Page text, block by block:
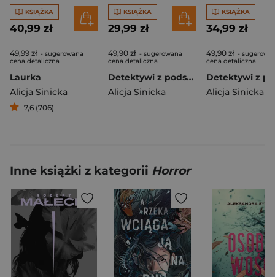
KSIĄŻKA
40,99 zł
49,99 zł - sugerowana
cena detaliczna
Laurka
Alicja Sinicka
7,6 (706)
KSIĄŻKA
29,99 zł
49,90 zł - sugerowana
cena detaliczna
Detektywi z podstawówki. Tajemnica druha Bączka
Alicja Sinicka
KSIĄŻKA
34,99 zł
49,90 zł -
cena detaliczna
Alicja Sinicka
Inne książki z kategorii Horror